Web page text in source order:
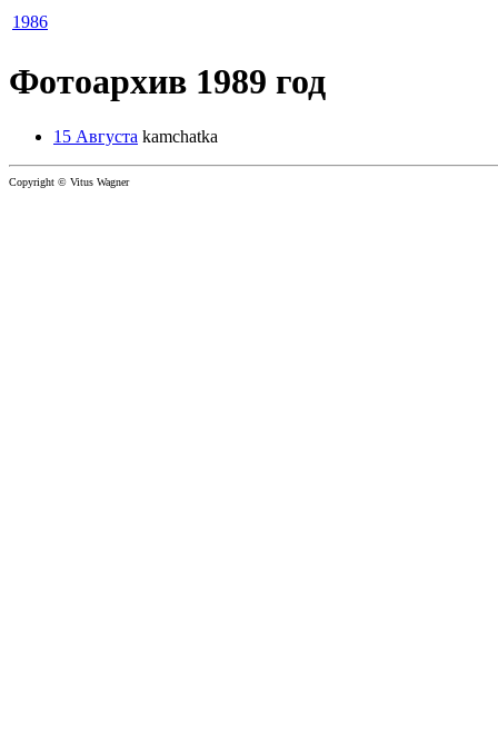
1986
Фотоархив 1989 год
15 Августа kamchatka
Copyright © Vitus Wagner